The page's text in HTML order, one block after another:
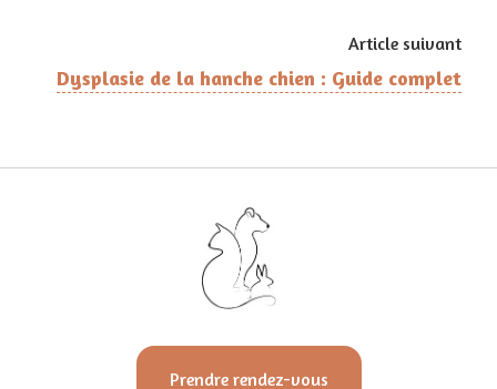
Article suivant
Dysplasie de la hanche chien : Guide complet
Prendre rendez-vous